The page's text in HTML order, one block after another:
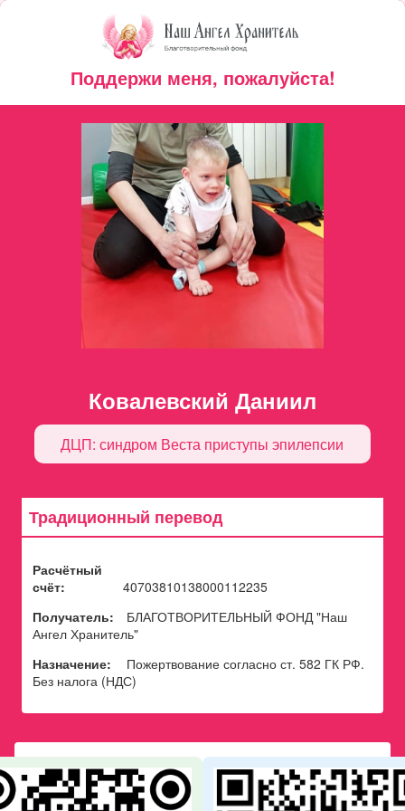
Поддержи меня, пожалуйста!
Ковалевский Даниил
ДЦП: синдром Веста приступы эпилепсии
Традиционный перевод
Расчётный
счёт:
40703810138000112235
Получатель:
БЛАГОТВОРИТЕЛЬНЫЙ ФОНД "Наш
Ангел Хранитель"
Назначение:
Пожертвование согласно ст. 582 ГК РФ.
Без налога (НДС)